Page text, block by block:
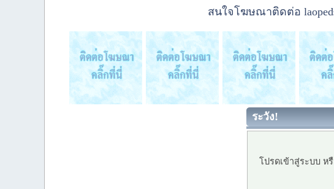
สนใจโฆษณาติดต่อ
ระวัง!
โปรดเข้าสู่ระบบ ห